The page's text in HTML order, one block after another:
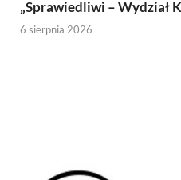
„Sprawiedliwi – Wydział
6 sierpnia 2026